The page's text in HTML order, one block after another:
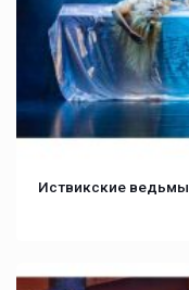
Иствикские ведьмы